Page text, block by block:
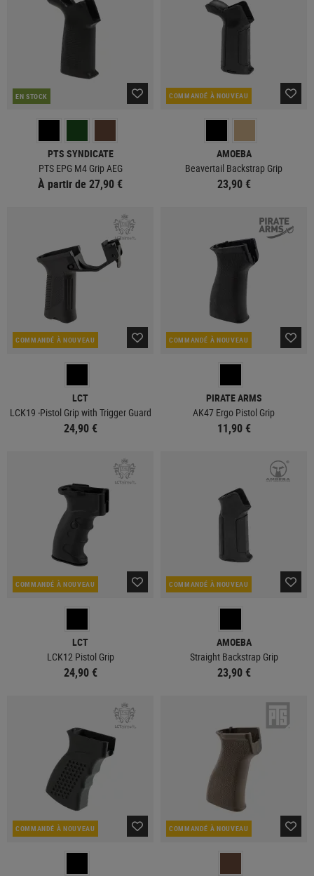
EN STOCK
PTS SYNDICATE
PTS EPG M4 Grip AEG
À partir de 27,90 €
COMMANDÉ À NOUVEAU
AMOEBA
Beavertail Backstrap Grip
23,90 €
COMMANDÉ À NOUVEAU
LCT
LCK19 -Pistol Grip with Trigger Guard
24,90 €
COMMANDÉ À NOUVEAU
PIRATE ARMS
AK47 Ergo Pistol Grip
11,90 €
COMMANDÉ À NOUVEAU
LCT
LCK12 Pistol Grip
24,90 €
COMMANDÉ À NOUVEAU
AMOEBA
Straight Backstrap Grip
23,90 €
COMMANDÉ À NOUVEAU COMMANDÉ À NOUVEAU